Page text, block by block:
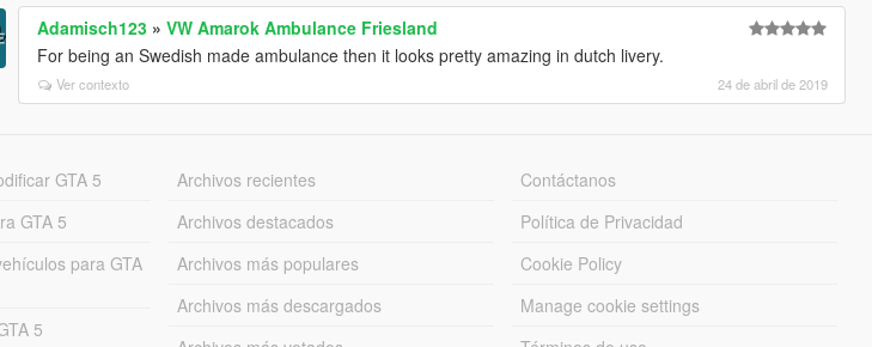
Adamisch123 »VW Amarok Ambulance Friesland
For being an Swedish made ambulance then it looks pretty amazing in dutch livery.
Ver contexto 24 de abril de 2019
GTA 5
GTA 5
para GTA
5
Archivos recientes
Archivos destacados
Archivos más populares
Archivos más descargados
Contáctanos
Política de Privacidad
Cookie Policy
Manage cookie settings